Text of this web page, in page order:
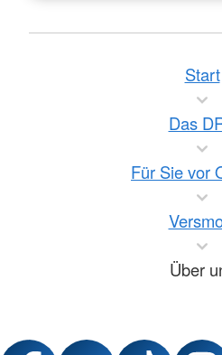
Start
Das
Für Sie vor
Über